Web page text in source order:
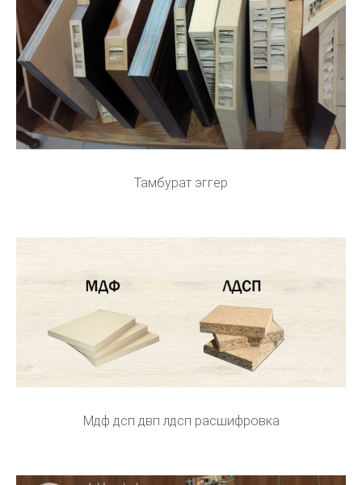
Тамбурат эггер
Мдф дсп двп лдсп расшифровка